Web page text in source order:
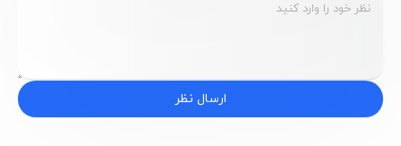
ارسال نظر